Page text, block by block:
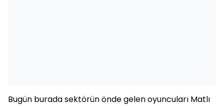
Bugün burada sektörün önde gelen oyuncuları Matlı